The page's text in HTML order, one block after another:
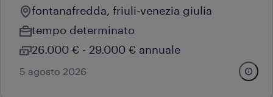
fontanafredda, friuli-venezia giulia
tempo determinato
26.000 € - 29.000 € annuale
5 agosto 2026